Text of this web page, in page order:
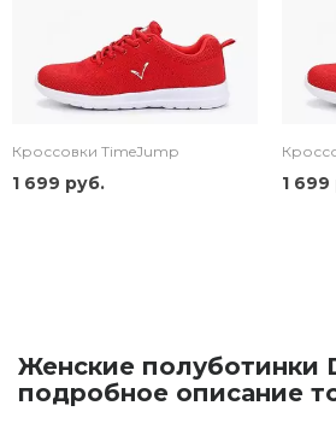
Кроссовки TimeJump
1 699 руб. 1 699
Женские полуботинки
подробное описание